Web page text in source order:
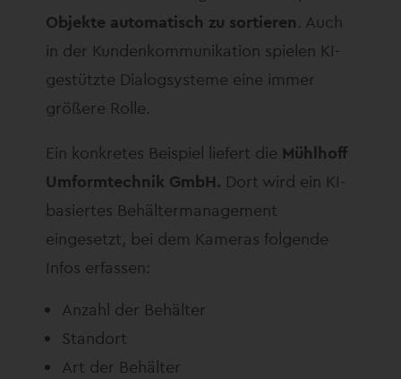
Objekte automatisch zu sortieren. Auch
in der Kundenkommunikation spielen KI-
gestützte Dialogsysteme eine immer
größere Rolle.
Ein konkretes Beispiel liefert die Mühlhoff
Umformtechnik GmbH. Dort wird ein KI-
basiertes Behältermanagement
eingesetzt, bei dem Kameras folgende
Infos erfassen:
Anzahl der Behälter
Standort
Art der Behälter